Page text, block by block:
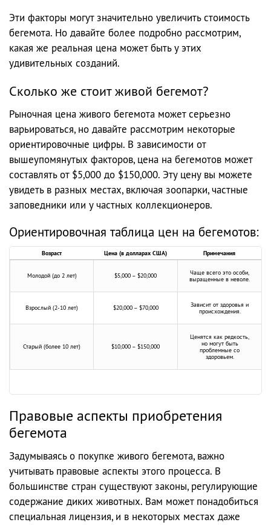
Эти факторы могут значительно увеличить стоимость
бегемота. Но давайте более подробно рассмотрим,
какая же реальная цена может быть у этих
удивительных созданий.
Сколько же стоит живой бегемот?
Рыночная цена живого бегемота может серьезно
варьироваться, но давайте рассмотрим некоторые
ориентировочные цифры. В зависимости от
вышеупомянутых факторов, цена на бегемотов может
составлять от $5,000 до $150,000. Эту цену вы можете
увидеть в разных местах, включая зоопарки, частные
заповедники или у частных коллекционеров.
Ориентировочная таблица цен на бегемотов:
Возраст Цена (в долларах США) Примечания
Молодой (до 2 лет) $5,000 – $20,000
Чаще всего это особи,
выращенные в неволе.
Взрослый (2-10 лет) $20,000 – $70,000
Зависит от здоровья и
происхождения.
Старый (более 10 лет) $10,000 – $150,000
Ценятся как редкость,
но могут быть
проблемные со
здоровьем.
Правовые аспекты приобретения
бегемота
Задумываясь о покупке живого бегемота, важно
учитывать правовые аспекты этого процесса. В
большинстве стран существуют законы, регулирующие
содержание диких животных. Вам может понадобиться
специальная лицензия, и в некоторых местах даже